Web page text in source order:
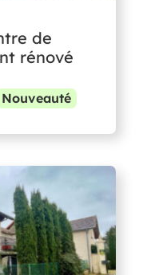
de
rénové
Nouveauté